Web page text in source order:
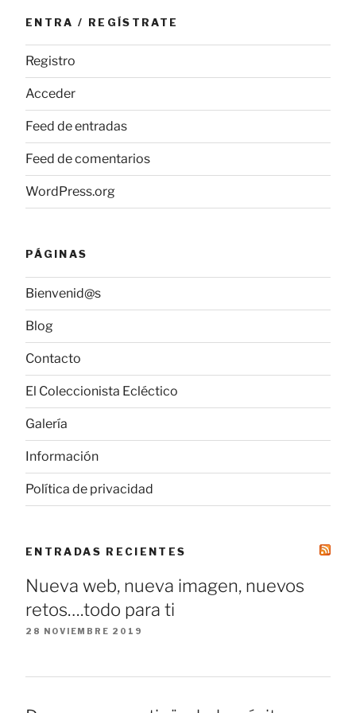
ENTRA / REGÍSTRATE
Registro
Acceder
Feed de entradas
Feed de comentarios
WordPress.org
PÁGINAS
Bienvenid@s
Blog
Contacto
El Coleccionista Ecléctico
Galería
Información
Política de privacidad
ENTRADAS RECIENTES
Nueva web, nueva imagen, nuevos
retos….todo para ti
28 NOVIEMBRE 2019